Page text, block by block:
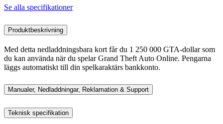
Se alla specifikationer
Produktbeskrivning
Med detta nedladdningsbara kort får du 1 250 000 GTA-dollar som
du kan använda när du spelar Grand Theft Auto Online. Pengarna
läggs automatiskt till din spelkaraktärs bankkonto.
Manualer, Nedladdningar, Reklamation & Support
Teknisk specifikation